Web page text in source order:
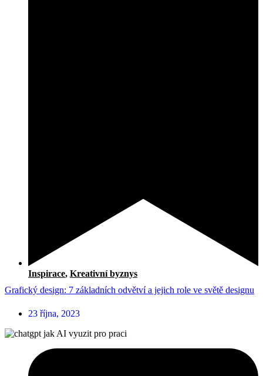
Inspirace, Kreativní byznys
Grafický design: 7 základních odvětví a jejich role ve světě designu
23 října, 2023